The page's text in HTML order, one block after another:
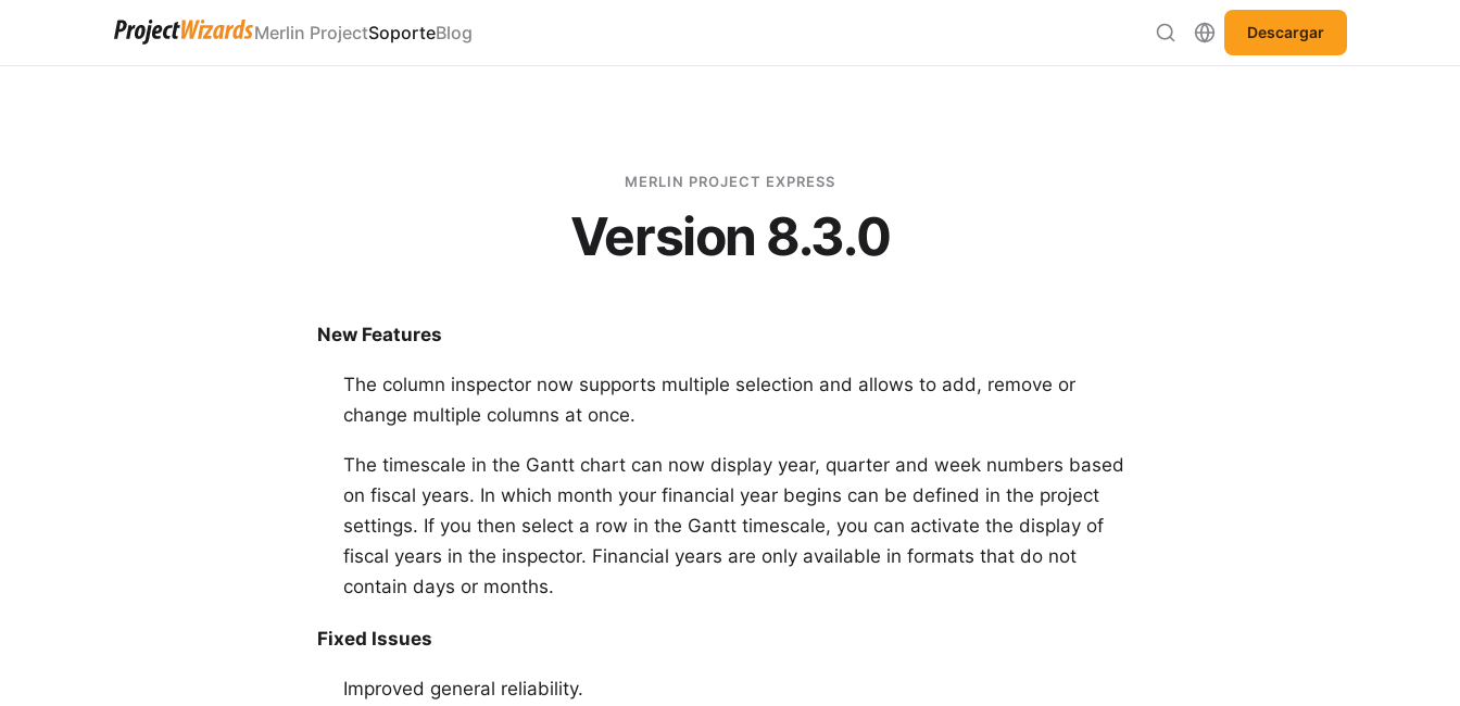
Merlin ProjectSoporteBlog Descargar
MERLIN PROJECT EXPRESS
Version 8.3.0
New Features
The column inspector now supports multiple selection and allows to add, remove or
change multiple columns at once.
The timescale in the Gantt chart can now display year, quarter and week numbers based
on fiscal years. In which month your financial year begins can be defined in the project
settings. If you then select a row in the Gantt timescale, you can activate the display of
fiscal years in the inspector. Financial years are only available in formats that do not
contain days or months.
Fixed Issues
Improved general reliability.